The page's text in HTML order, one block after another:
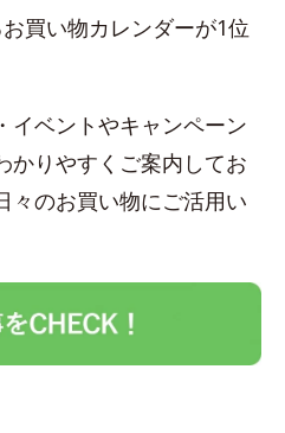
買い物カレンダーが1位
イベントやキャンペーン
かりやすくご案内してお
々のお買い物にご活用い